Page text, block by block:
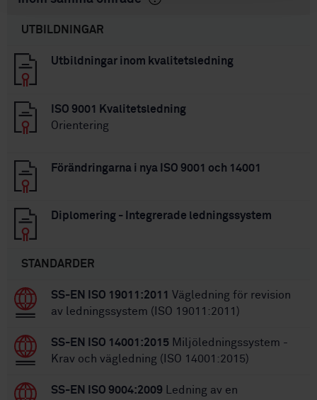
UTBILDNINGAR
Utbildningar inom kvalitetsledning
ISO 9001 Kvalitetsledning
Orientering
Förändringarna i nya ISO 9001 och 14001
Diplomering - Integrerade ledningssystem
STANDARDER
SS-EN ISO 19011:2011 Vägledning för revision
av ledningssystem (ISO 19011:2011)
SS-EN ISO 14001:2015 Miljöledningssystem -
Krav och vägledning (ISO 14001:2015)
SS-EN ISO 9004:2009 Ledning av en